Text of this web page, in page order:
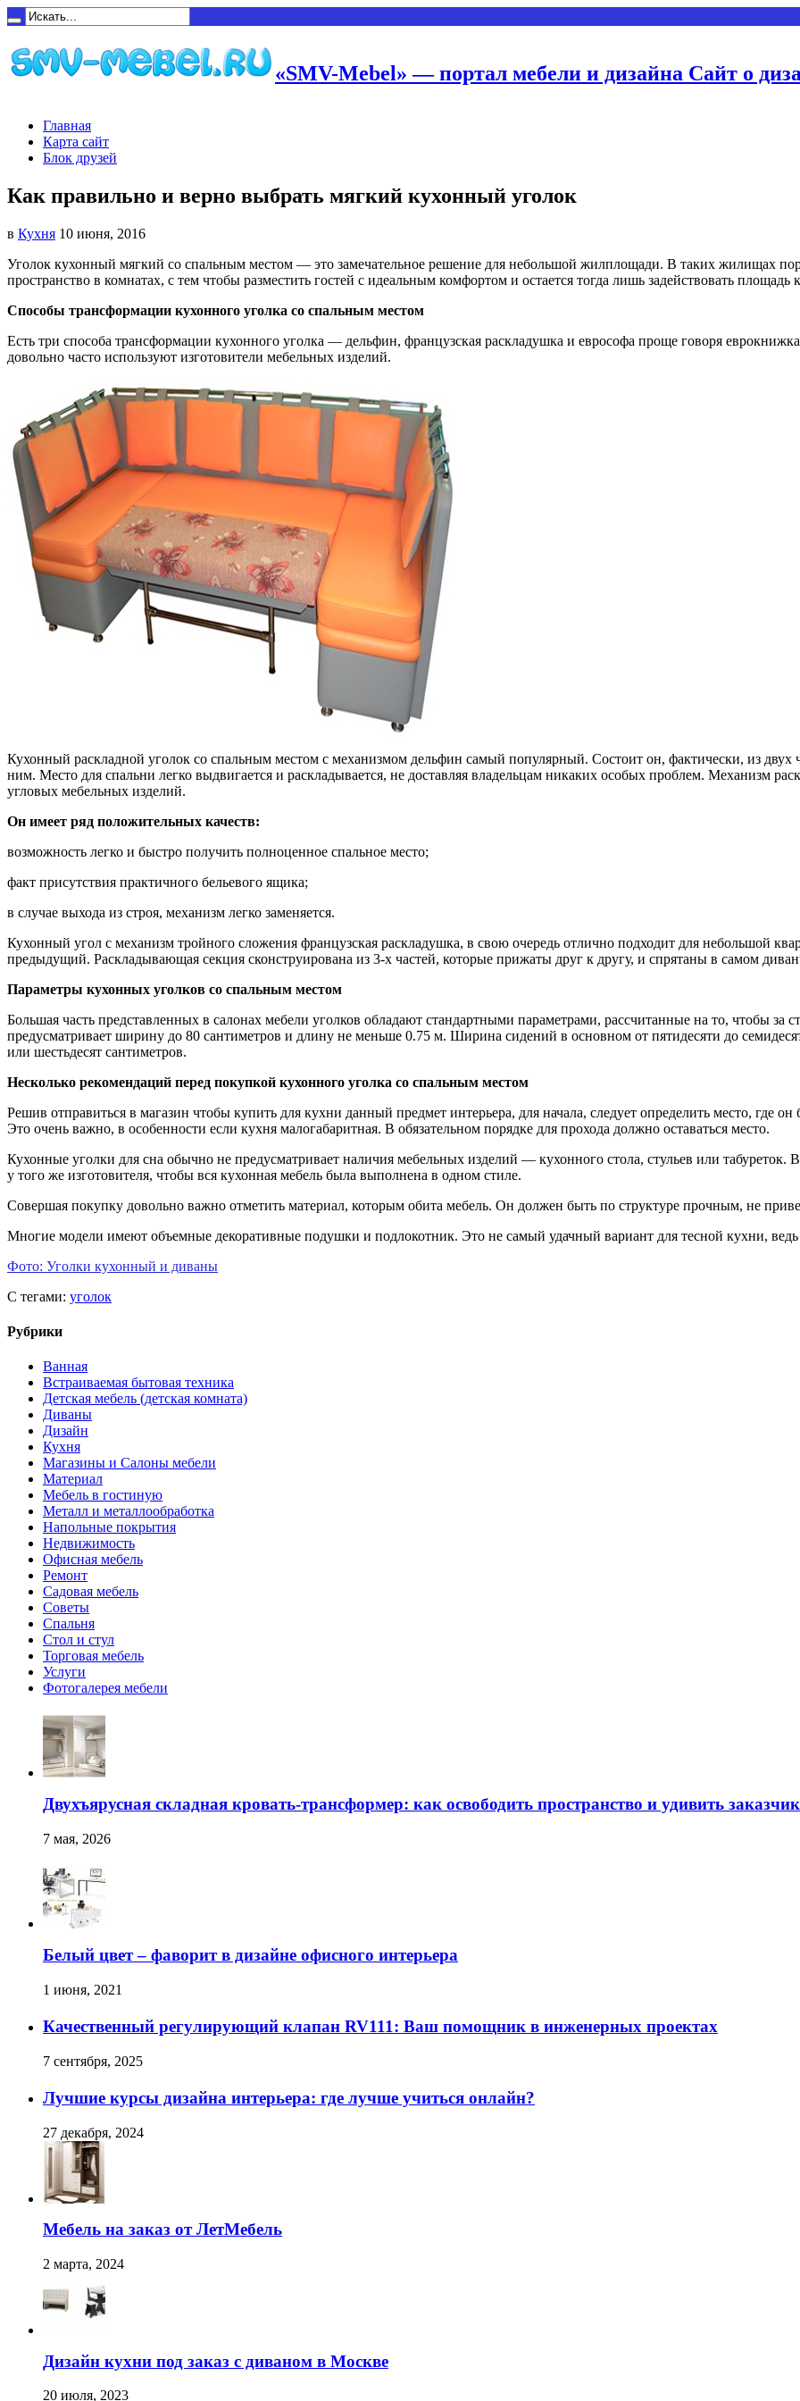
«SMV-Mebel» — портал мебели и дизайна Сайт о
Главная
Карта сайт
Блок друзей
Как правильно и верно выбрать мягкий кухонный уголок
в Кухня 10 июня, 2016
Уголок кухонный мягкий со спальным местом — это замечательное решение для небольшой жилплощади. В таких жилищах
пространство в комнатах, с тем чтобы разместить гостей с идеальным комфортом и остается тогда лишь задействовать площадь
Способы трансформации кухонного уголка со спальным местом
Есть три способа трансформации кухонного уголка — дельфин, французская раскладушка и еврософа проще говоря
довольно часто используют изготовители мебельных изделий.
Кухонный раскладной уголок со спальным местом с механизмом дельфин самый популярный. Состоит он, фактически, из двух
ним. Место для спальни легко выдвигается и раскладывается, не доставляя владельцам никаких особых проблем. Механизм
угловых мебельных изделий.
Он имеет ряд положительных качеств:
возможность легко и быстро получить полноценное спальное место;
факт присутствия практичного бельевого ящика;
в случае выхода из строя, механизм легко заменяется.
Кухонный угол с механизм тройного сложения французская раскладушка, в свою очередь отлично подходит для небольшой
предыдущий. Раскладывающая секция сконструирована из 3-х частей, которые прижаты друг к другу, и спрятаны в самом
Параметры кухонных уголков со спальным местом
Большая часть представленных в салонах мебели уголков обладают стандартными параметрами, рассчитанные на то, чтобы за
предусматривает ширину до 80 сантиметров и длину не меньше 0.75 м. Ширина сидений в основном от пятидесяти до
или шестьдесят сантиметров.
Несколько рекомендаций перед покупкой кухонного уголка со спальным местом
Решив отправиться в магазин чтобы купить для кухни данный предмет интерьера, для начала, следует определить место, где он
Это очень важно, в особенности если кухня малогабаритная. В обязательном порядке для прохода должно оставаться место.
Кухонные уголки для сна обычно не предусматривает наличия мебельных изделий — кухонного стола, стульев или табуреток.
у того же изготовителя, чтобы вся кухонная мебель была выполнена в одном стиле.
Совершая покупку довольно важно отметить материал, которым обита мебель. Он должен быть по структуре прочным, не
Многие модели имеют объемные декоративные подушки и подлокотник. Это не самый удачный вариант для тесной кухни, ведь
Фото: Уголки кухонный и диваны
С тегами: уголок
Рубрики
Ванная
Встраиваемая бытовая техника
Детская мебель (детская комната)
Диваны
Дизайн
Кухня
Магазины и Салоны мебели
Материал
Мебель в гостиную
Металл и металлообработка
Напольные покрытия
Недвижимость
Офисная мебель
Ремонт
Садовая мебель
Советы
Спальня
Стол и стул
Торговая мебель
Услуги
Фотогалерея мебели
Двухъярусная складная кровать-трансформер: как освободить пространство и удивить
7 мая, 2026
Белый цвет – фаворит в дизайне офисного интерьера
1 июня, 2021
Качественный регулирующий клапан RV111: Ваш помощник в инженерных проектах
7 сентября, 2025
Лучшие курсы дизайна интерьера: где лучше учиться онлайн?
27 декабря, 2024
Мебель на заказ от ЛетМебель
2 марта, 2024
Дизайн кухни под заказ с диваном в Москве
20 июля, 2023